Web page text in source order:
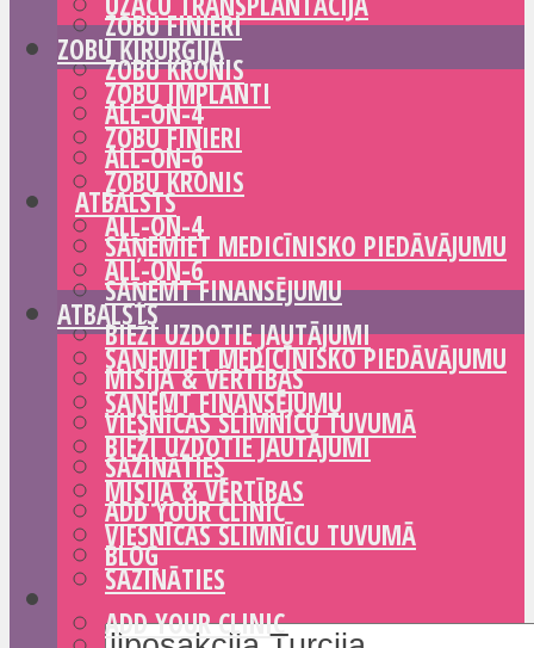
ZOBU FINIERI
ZOBU KRONIS
ALL-ON-4
ALL-ON-6
ATBALSTS
SAŅEMIET MEDICĪNISKO PIEDĀVĀJUMU
SAŅEMT FINANSĒJUMU
BIEŽI UZDOTIE JAUTĀJUMI
MISIJA & VĒRTĪBAS
VIESNĪCAS SLIMNĪCU TUVUMĀ
SAZINĀTIES
ADD YOUR CLINIC
BLOG
ZOBU ĶIRURĢIJA
ZOBU IMPLANTI
ZOBU FINIERI
ZOBU KRONIS
ALL-ON-4
ALL-ON-6
ATBALSTS
SAŅEMIET MEDICĪNISKO PIEDĀVĀJUMU
SAŅEMT FINANSĒJUMU
BIEŽI UZDOTIE JAUTĀJUMI
MISIJA & VĒRTĪBAS
VIESNĪCAS SLIMNĪCU TUVUMĀ
SAZINĀTIES
ADD YOUR CLINIC